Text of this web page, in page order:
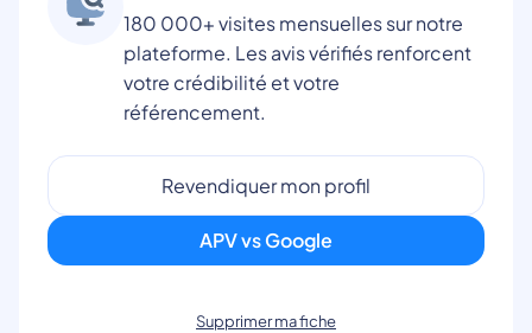
180 000+ visites mensuelles sur notre
plateforme. Les avis vérifiés renforcent
votre crédibilité et votre
référencement.
Revendiquer mon profil
APV vs Google
Supprimer ma fiche